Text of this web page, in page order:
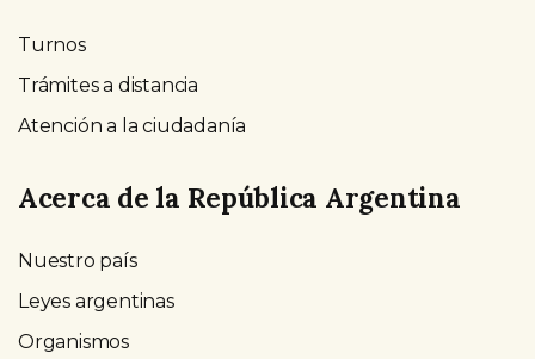
Turnos
Trámites a distancia
Atención a la ciudadanía
Acerca de la República Argentina
Nuestro país
Leyes argentinas
Organismos